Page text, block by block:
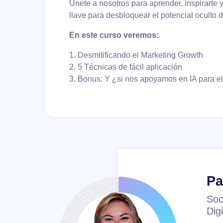
Únete a nosotros para aprender, inspirarte
llave para desbloquear el potencial oculto
En este curso veremos:
1. Desmitificando el Marketing Growth
2. 5 Técnicas de fácil aplicación
3. Bonus: Y ¿si nos apoyamos en IA para